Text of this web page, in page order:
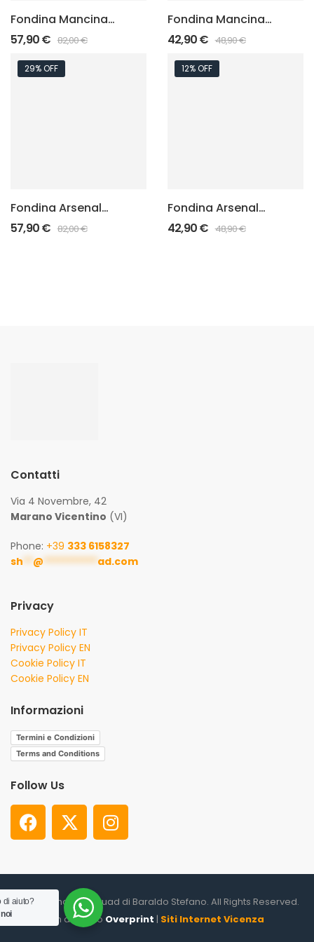
Fondina Mancina
Arsenal Punisher
“Felt Inside”
57,90€ 82,00€
Fondina Mancina
Arsenal Punisher
Standard
42,90€ 48,90€
29% OFF
Fondina Arsenal
Punisher “Felt
Inside”
57,90€ 82,00€
12% OFF
Fondina Arsenal
Punisher Standard
42,90€ 48,90€
Contatti
Via 4 Novembre, 42
Marano Vicentino (VI)
Phone: +39 333 6158327
sh ** @ *********** ad.com
Privacy
Privacy Policy IT
Privacy Policy EN
Cookie Policy IT
Cookie Policy EN
Informazioni
Termini e Condizioni
Terms and Conditions
Follow Us
© 2026. Shooter Squad di Baraldo Stefano. All Rights Reserved.
un altro sito Overprint | Siti Internet Vicenza
di aiuto?